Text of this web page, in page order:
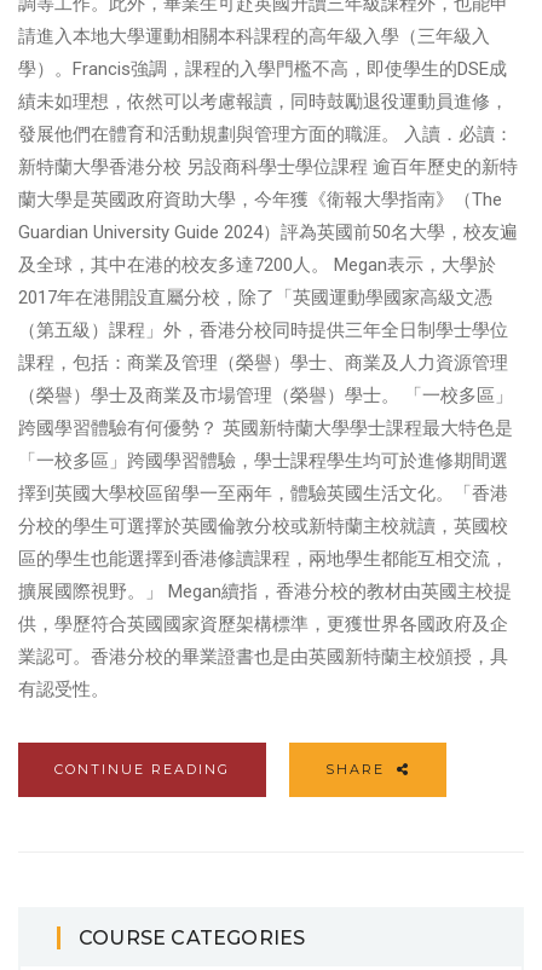
請進入本地大學運動相關本科課程的高年級入學（三年級入
學）。Francis強調，課程的入學門檻不高，即使學生的DSE成
績未如理想，依然可以考慮報讀，同時鼓勵退役運動員進修，
發展他們在體育和活動規劃與管理方面的職涯。 入讀．必讀：
新特蘭大學香港分校 另設商科學士學位課程 逾百年歷史的新特
蘭大學是英國政府資助大學，今年獲《衛報大學指南》（The
Guardian University Guide 2024）評為英國前50名大學，校友遍
及全球，其中在港的校友多達7200人。 Megan表示，大學於
2017年在港開設直屬分校，除了「英國運動學國家高級文憑
（第五級）課程」外，香港分校同時提供三年全日制學士學位
課程，包括：商業及管理（榮譽）學士、商業及人力資源管理
（榮譽）學士及商業及市場管理（榮譽）學士。 「一校多區」
跨國學習體驗有何優勢？ 英國新特蘭大學學士課程最大特色是
「一校多區」跨國學習體驗，學士課程學生均可於進修期間選
擇到英國大學校區留學一至兩年，體驗英國生活文化。「香港
分校的學生可選擇於英國倫敦分校或新特蘭主校就讀，英國校
區的學生也能選擇到香港修讀課程，兩地學生都能互相交流，
擴展國際視野。」 Megan續指，香港分校的教材由英國主校提
供，學歷符合英國國家資歷架構標準，更獲世界各國政府及企
業認可。香港分校的畢業證書也是由英國新特蘭主校頒授，具
有認受性。
CONTINUE READING SHARE
COURSE CATEGORIES